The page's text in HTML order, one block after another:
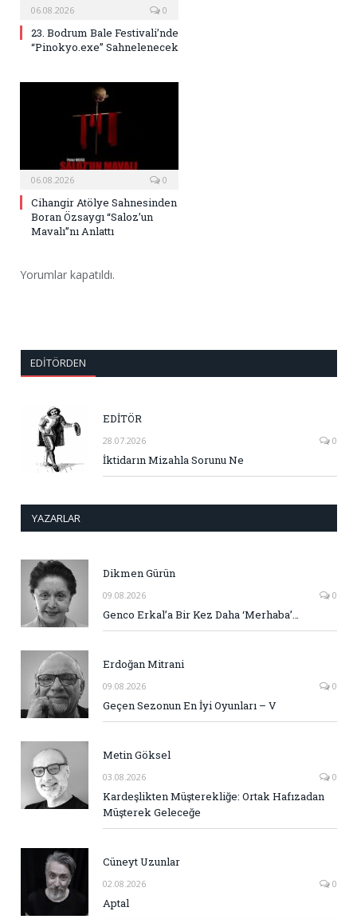
06.08.2026 0
23. Bodrum Bale Festivali’nde
“Pinokyo.exe” Sahnelenecek
06.08.2026 0
Cihangir Atölye Sahnesinden
Boran Özsaygı “Saloz’un
Mavalı”nı Anlattı
Yorumlar kapatıldı.
EDITÖRDEN
EDİTÖR
28.07.2026 0
İktidarın Mizahla Sorunu Ne
YAZARLAR
Dikmen Gürün
09.08.2026 0
Genco Erkal’a Bir Kez Daha ‘Merhaba’…
Erdoğan Mitrani
09.08.2026 0
Geçen Sezonun En İyi Oyunları – V
Metin Göksel
03.08.2026 0
Kardeşlikten Müşterekliğe: Ortak Hafızadan
Müşterek Geleceğe
Cüneyt Uzunlar
02.08.2026 0
Aptal